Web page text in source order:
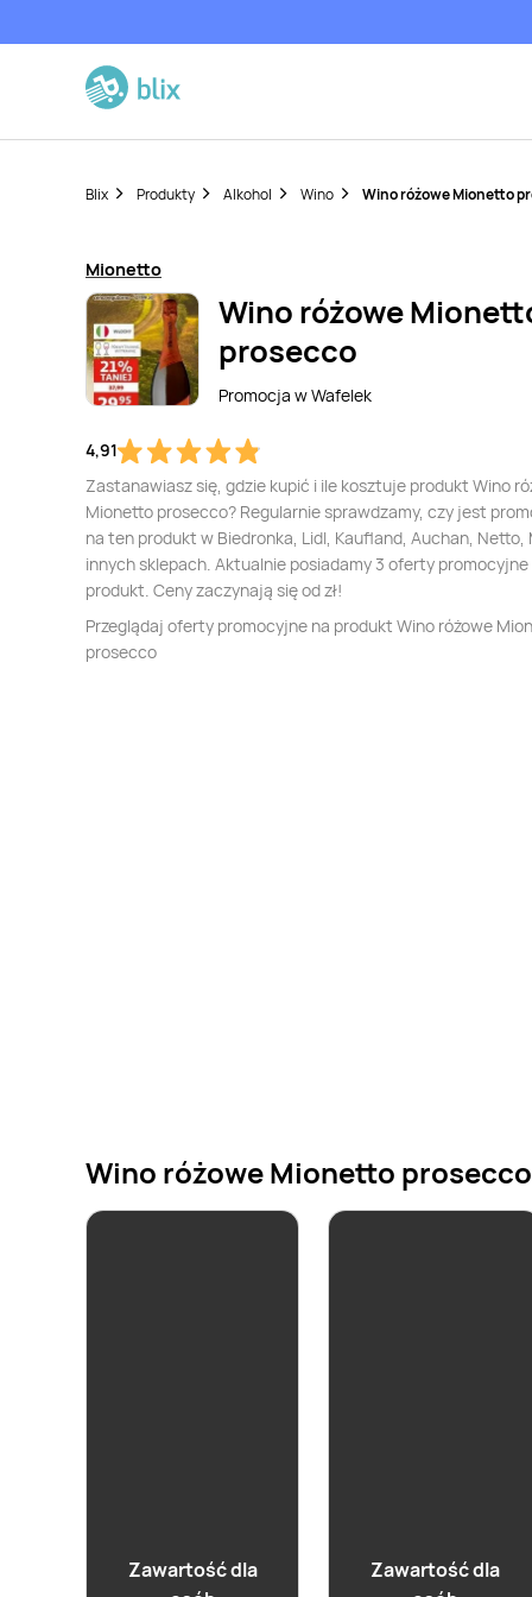
Blix Produkty Alkohol Wino Wino różowe Mionetto
Mionetto
Wino różowe
prosecco
Promocja wWafelek
4,91
Zastanawiasz się, gdzie kupić i ile kosztuje produkt Wino
Mionetto prosecco? Regularnie sprawdzamy, czy jest
na ten produkt w Biedronka, Lidl, Kaufland, Auchan, Netto,
innych sklepach. Aktualnie posiadamy 3 oferty
produkt. Ceny zaczynają się od zł!
Przeglądaj oferty promocyjne na produkt Wino różowe
prosecco
Wino różowe Mionetto
Zawartość dla
Wino różowe Dorato
Zawartość dla